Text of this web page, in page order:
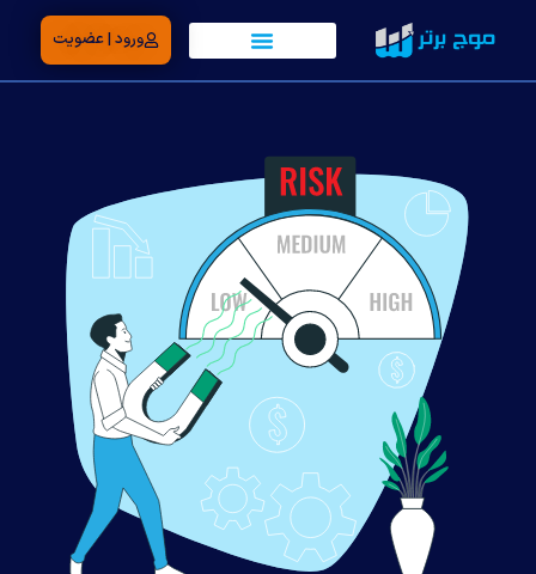
ورود | عضویت